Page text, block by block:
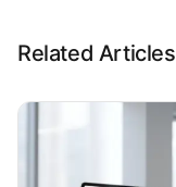
Related Articles